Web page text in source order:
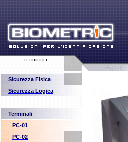
Sicurezza Fisica
Sicurezza Logica
Terminali
PC-01
PC-02